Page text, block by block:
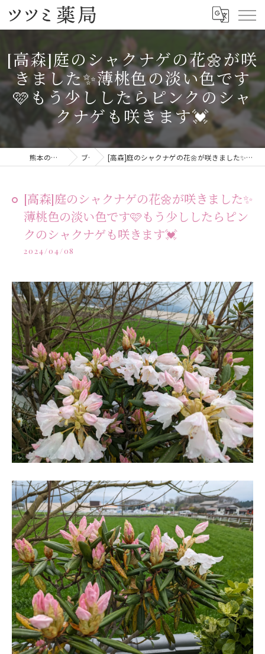
[高森]庭のシャクナゲの花🌼が咲
きました✨薄桃色の淡い色です
🩷もう少ししたらピンクのシャ
クナゲも咲きます💓
熊本の漢方ならツツミ薬局 ブログ [高森]庭のシャクナゲの花🌼が咲きました✨薄桃色の淡い色です🩷もう少ししたらピンクのシャクナゲも咲きます💓
[高森]庭のシャクナゲの花🌼が咲きました✨
薄桃色の淡い色です🩷もう少ししたらピン
クのシャクナゲも咲きます💓
2024/04/08